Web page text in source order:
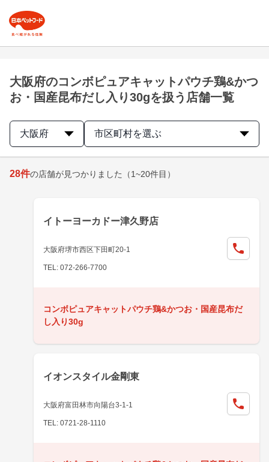
大阪府のコンボピュアキャットパウチ鶏&かつ
お・国産昆布だし入り30gを扱う店舗一覧
大阪府 市区町村を選ぶ
28件の店舗が見つかりました （1~20件目）
イトーヨーカドー津久野店
大阪府堺市西区下田町20-1
TEL: 072-266-7700
コンボピュアキャットパウチ鶏&かつお・国産昆布だ
し入り30g
イオンスタイル金剛東
大阪府富田林市向陽台3-1-1
TEL: 0721-28-1110